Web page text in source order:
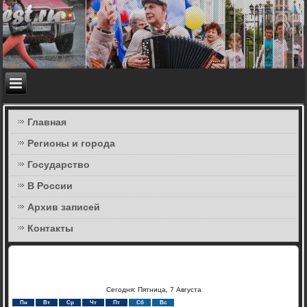
Главная
Регионы и города
Государство
В России
Архив записей
Контакты
Сегодня: Пятница, 7 Августа
Пн Вт Ср Чт Пт Сб Вс